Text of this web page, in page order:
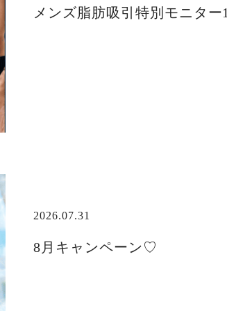
メンズ脂肪吸引特別モニター
2026.07.31
8月キャンペーン♡